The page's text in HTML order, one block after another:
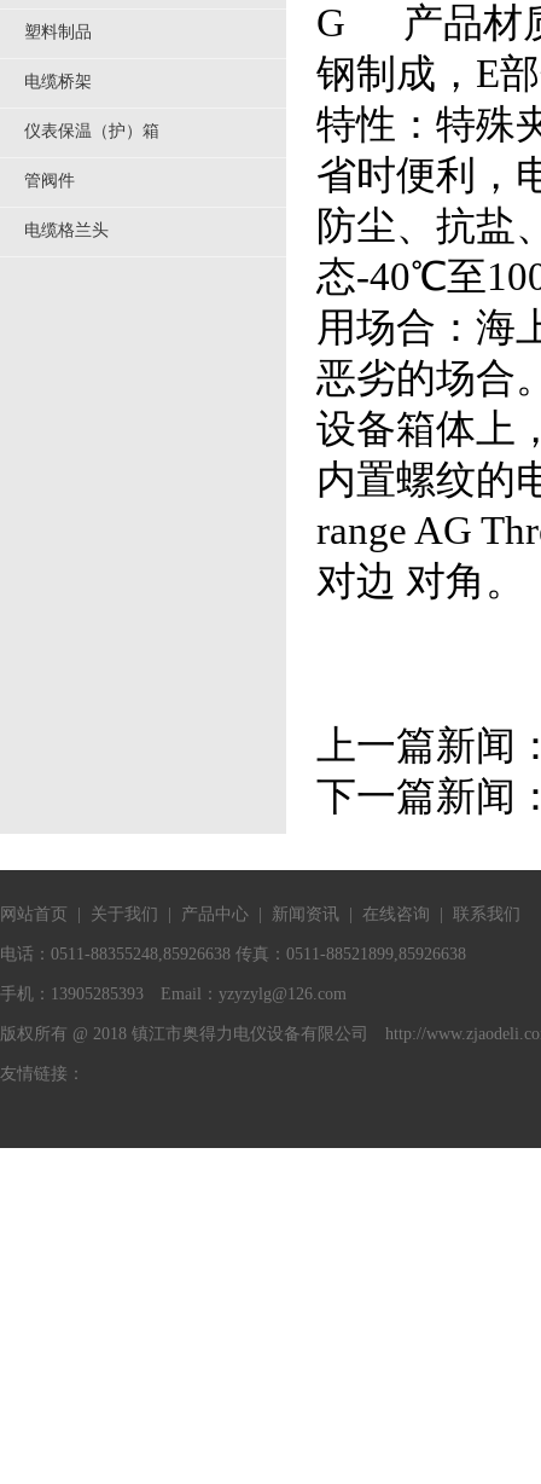
塑料制品
电缆桥架
仪表保温（护）箱
管阀件
电缆格兰头
G 产品材质
钢制成，E
特性：特殊
省时便利，
防尘、抗盐
态-40℃至
用场合：海
恶劣的场合
设备箱体上
内置螺纹的
range AG
对边 对角。
上一篇新闻
下一篇新闻
网站首页 关于我们 产品中心 新闻资讯 在线咨询 联系我们
电话：0511-88355248,85926638 传真：0511-88521899,85926638
手机：13905285393 Email： yzyzylg@126.com
版权所有 @ 2018 镇江市奥得力电仪设备有限公司 http://
友情链接：